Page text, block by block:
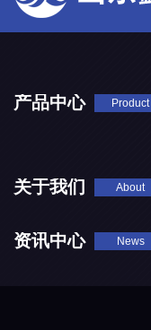
产品中心 Product
关于我们 About
资讯中心 News